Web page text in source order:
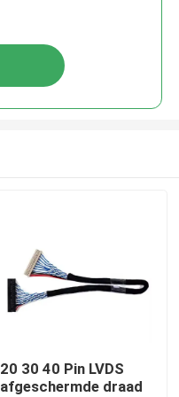
20 30 40 Pin LVDS
afgeschermde draad